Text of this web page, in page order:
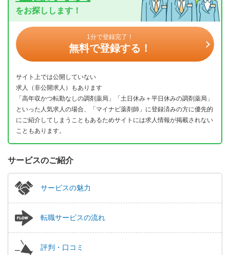
をお探しします！
1分で登録完了！
無料で登録する！
サイト上では公開していない
求人（非公開求人）もあります
「高年収かつ転勤なしの調剤薬局」「土日休み＋平日休みの調剤薬局」
といった人気求人の場合、「マイナビ薬剤師」に登録済みの方に優先的
にご紹介してしまうこともあるためサイトには求人情報が掲載されない
こともあります。
サービスのご紹介
サービスの魅力
転職サービスの流れ
評判・口コミ